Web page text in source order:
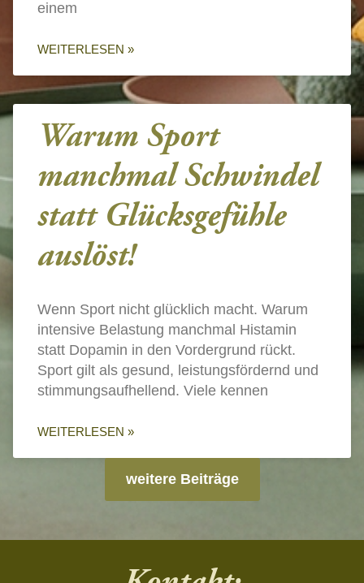
einem
WEITERLESEN »
Warum Sport
manchmal Schwindel
statt Glücksgefühle
auslöst!
Wenn Sport nicht glücklich macht. Warum
intensive Belastung manchmal Histamin
statt Dopamin in den Vordergrund rückt.
Sport gilt als gesund, leistungsfördernd und
stimmungsaufhellend. Viele kennen
WEITERLESEN »
weitere Beiträge